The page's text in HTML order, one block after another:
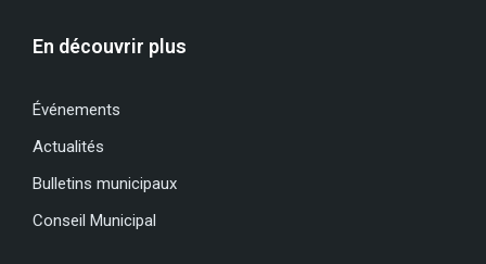
En découvrir plus
Événements
Actualités
Bulletins municipaux
Conseil Municipal